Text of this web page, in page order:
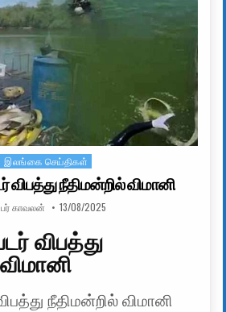
Posted in
இலங்கை செய்திகள்
நீதிமன்றில் விமானி
காவலன் PUBLISHED DATE:
13/08/2025
விபத்து
நீதிமன்றில் விமானி